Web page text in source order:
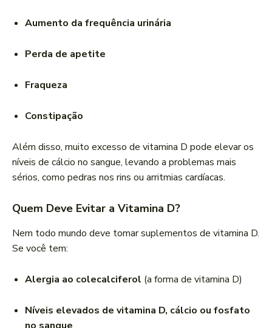
Aumento da frequência urinária
Perda de apetite
Fraqueza
Constipação
Além disso, muito excesso de vitamina D pode elevar os
níveis de cálcio no sangue, levando a problemas mais
sérios, como pedras nos rins ou arritmias cardíacas.
Quem Deve Evitar a Vitamina D?
Nem todo mundo deve tomar suplementos de vitamina D.
Se você tem:
Alergia ao colecalciferol (a forma de vitamina D)
Níveis elevados de vitamina D, cálcio ou fosfato